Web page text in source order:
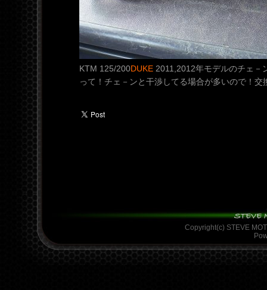
KTM 125/200DUKE 2011,2012年モデルのチェ－
って！チェ－ンと干渉してる場合が多いので！交
Copyright(c) STEVE